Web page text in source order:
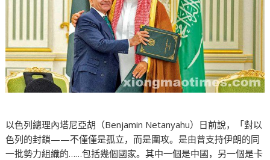
以色列總理內塔尼亞胡（Benjamin Netanyahu）日前說，「對以
色列的封鎖——不僅僅是孤立，而是圍攻。是由曾支持伊朗的同
一批勢力組織的……包括幾個國家。其中一個是中國，另一個是卡